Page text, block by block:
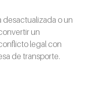
o un
un
legal con
de transporte.